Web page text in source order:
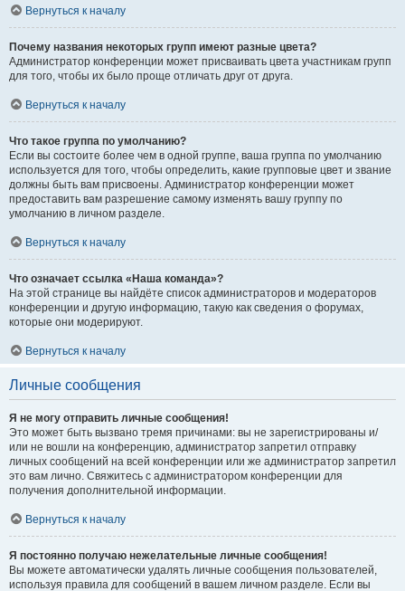
Вернуться к началу
Почему названия некоторых групп имеют разные цвета?
Администратор конференции может присваивать цвета участникам групп
для того, чтобы их было проще отличать друг от друга.
Вернуться к началу
Что такое группа по умолчанию?
Если вы состоите более чем в одной группе, ваша группа по умолчанию
используется для того, чтобы определить, какие групповые цвет и звание
должны быть вам присвоены. Администратор конференции может
предоставить вам разрешение самому изменять вашу группу по
умолчанию в личном разделе.
Вернуться к началу
Что означает ссылка «Наша команда»?
На этой странице вы найдёте список администраторов и модераторов
конференции и другую информацию, такую как сведения о форумах,
которые они модерируют.
Вернуться к началу
Личные сообщения
Я не могу отправить личные сообщения!
Это может быть вызвано тремя причинами: вы не зарегистрированы и/
или не вошли на конференцию, администратор запретил отправку
личных сообщений на всей конференции или же администратор запретил
это вам лично. Свяжитесь с администратором конференции для
получения дополнительной информации.
Вернуться к началу
Я постоянно получаю нежелательные личные сообщения!
Вы можете автоматически удалять личные сообщения пользователей,
используя правила для сообщений в вашем личном разделе. Если вы